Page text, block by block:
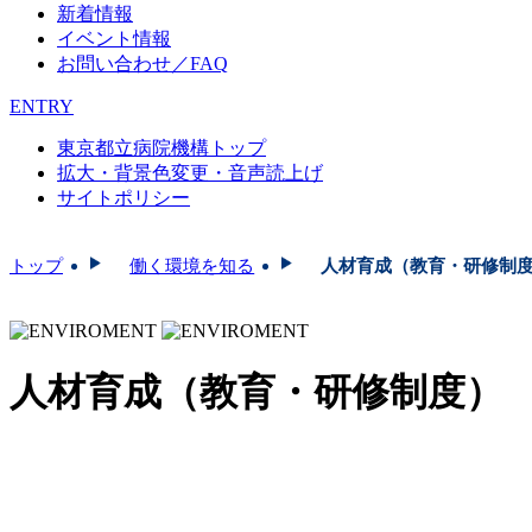
新着情報
イベント情報
お問い合わせ／FAQ
ENTRY
東京都立病院機構トップ
拡大・背景色変更・音声読上げ
サイトポリシー
トップ 働く環境を知る 人材育成（教育・研修制
人材育成（教育・研修制度）